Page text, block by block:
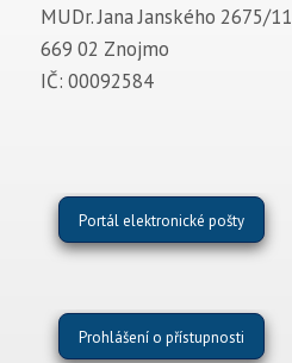
MUDr. Jana Janského 2675/11
669 02 Znojmo
IČ: 00092584
Portál elektronické pošty
Prohlášení o přístupnosti